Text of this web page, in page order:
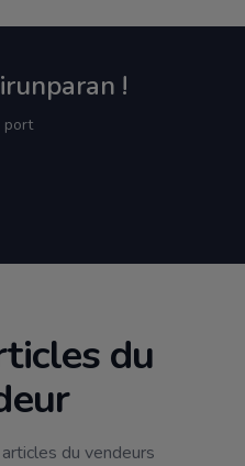
!
port
du
du vendeurs